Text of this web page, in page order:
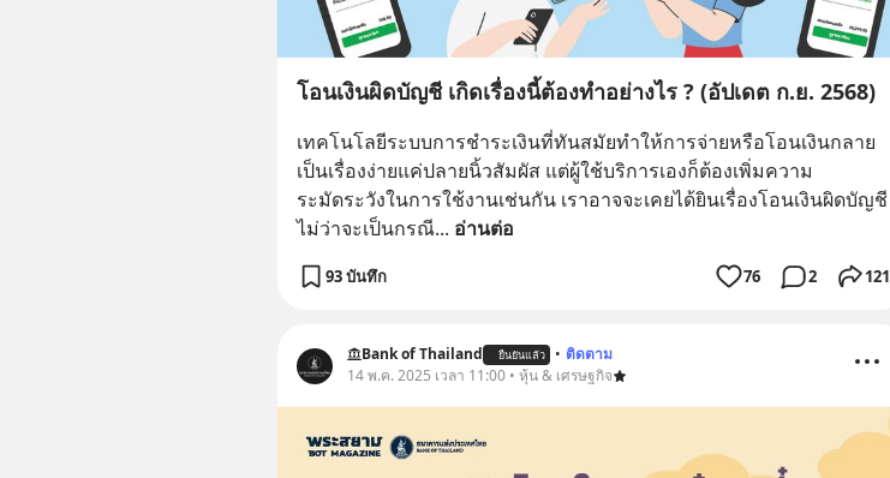
โอนเงินผิดบัญชี เกิดเรื่องนี้ต้องทำอย่างไร ? (อัปเดต ก.ย. 2568)
เทคโนโลยีระบบการชำระเงินที่ทันสมัยทำให้การจ่ายหรือโอนเงินกลาย
เป็นเรื่องง่ายแค่ปลายนิ้วสัมผัส แต่ผู้ใช้บริการเองก็ต้องเพิ่มความ
ระมัดระวังในการใช้งานเช่นกัน เราอาจจะเคยได้ยินเรื่องโอนเงินผิดบัญชี
ไม่ว่าจะเป็นกรณี... อ่านต่อ
93 บันทึก 76 2 121
Bank of Thailand ยืนยันแล้ว • ติดตาม
14 พ.ค. 2025 เวลา 11:00 • หุ้น & เศรษฐกิจ